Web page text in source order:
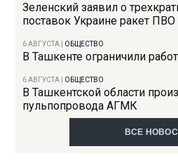
Зеленский заявил о
поставок Украине ракет ПВО
6 АВГУСТА ОБЩЕСТВО
В Ташкенте ограничили
6 АВГУСТА ОБЩЕСТВО
В Ташкентской области
пульпопровода АГМК
ВСЕ